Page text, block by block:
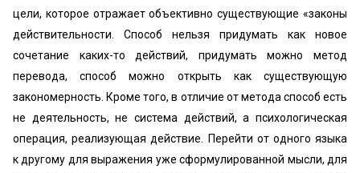
цели, которое отражает объективно существующие «законы
действительности. Способ нельзя придумать как новое
сочетание каких-то действий, придумать можно метод
перевода, способ можно открыть как существующую
закономерность. Кроме того, в отличие от метода способ есть
не деятельность, не система действий, а психологическая
операция, реализующая действие. Перейти от одного языка
к другому для выражения уже сформулированной мысли, для